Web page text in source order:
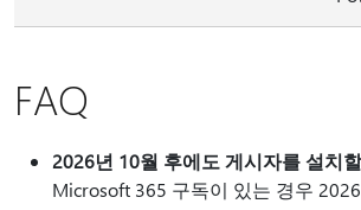
FAQ
2026년 10월 후에도 게시자를 설치
Microsoft 365 구독이 있는 경우